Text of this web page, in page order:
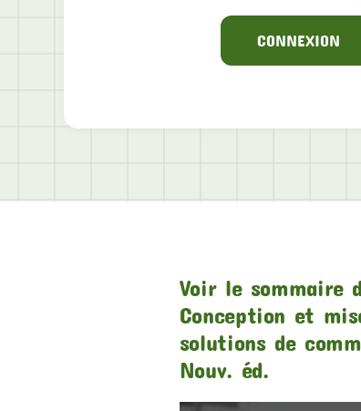
CONNEXION
Voir le sommaire
Conception et
solutions de
Nouv. éd.